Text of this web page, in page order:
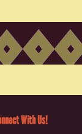
With Us!